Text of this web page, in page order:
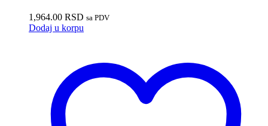
1,964.00 RSD sa PDV
Dodaj u korpu